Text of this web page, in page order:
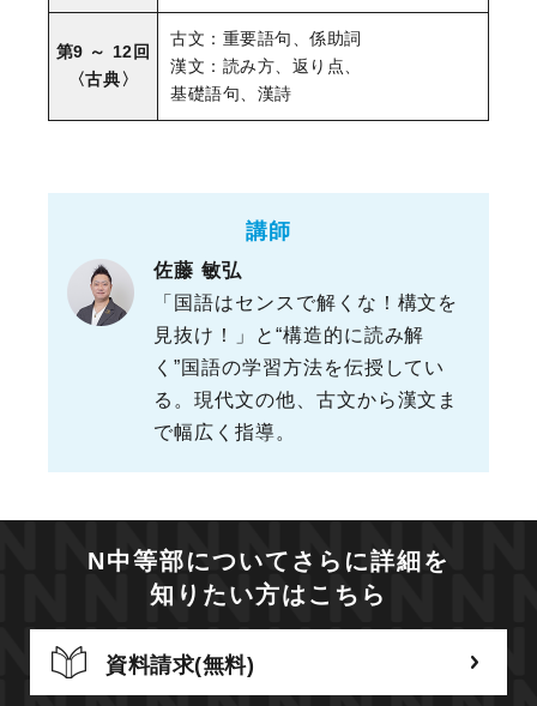
古文：重要語句、係助詞
漢文：読み方、返り点、
基礎語句、漢詩
講師
佐藤 敏弘
「国語はセンスで解くな！構文を
見抜け！」と“構造的に読み解
く”国語の学習方法を伝授してい
る。現代文の他、古文から漢文ま
で幅広く指導。
N中等部についてさらに詳細を
知りたい方はこちら
資料請求(無料)